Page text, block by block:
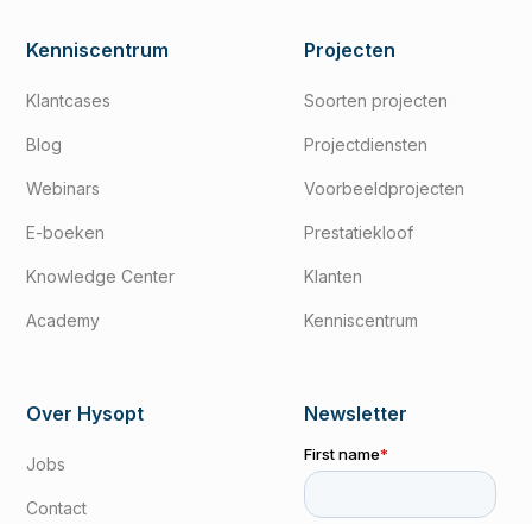
Kenniscentrum
Klantcases
Blog
Webinars
E-boeken
Knowledge Center
Academy
Projecten
Soorten projecten
Projectdiensten
Voorbeeldprojecten
Prestatiekloof
Klanten
Kenniscentrum
Over Hysopt
Jobs
Contact
Newsletter